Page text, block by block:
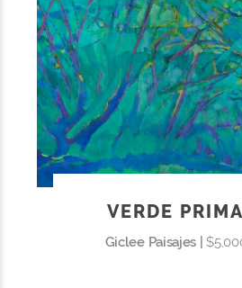
VERDE
Giclee Paisajes |